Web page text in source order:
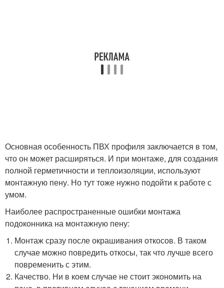
Основная особенность ПВХ профиля заключается в том,
что он может расширяться. И при монтаже, для создания
полной герметичности и теплоизоляции, используют
монтажную пену. Но тут тоже нужно подойти к работе с
умом.
Наиболее распространенные ошибки монтажа
подоконника на монтажную пену:
Монтаж сразу после окрашивания откосов. В таком
случае можно повредить откосы, так что лучше всего
повременить с этим.
Качество. Ни в коем случае не стоит экономить на